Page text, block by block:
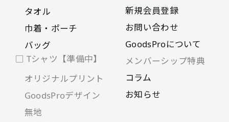
す。
レギュラーのれんとの違いは縦のサイズが異なり
ます。（レギュラーのれん縦50cm／レギュラー
スリムのれん縦30cm）お店の入口付近の装飾に
是非！
タオル
巾着・ポーチ
バッグ
□ Tシャツ【準備中】
オリジナルプリント
GoodsProデザイン
無地
新規会員登録
お問い合わせ
GoodsProについて
メンバーシップ特典
コラム
お知らせ